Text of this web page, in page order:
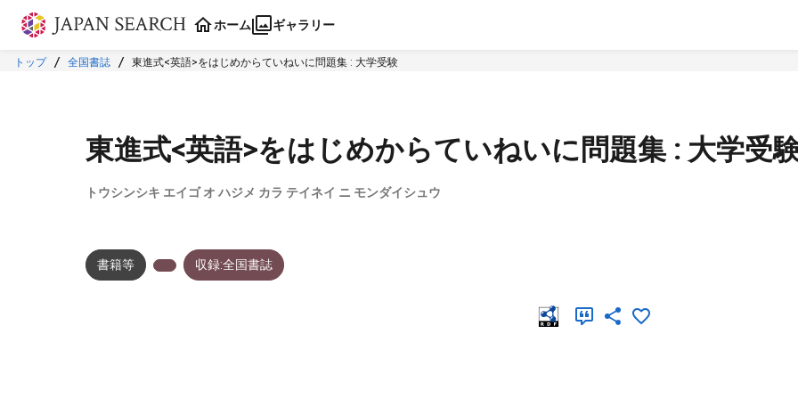
本文に飛ぶ
ホーム ギャラリー
トップ 全国書誌 東進式<英語>をはじめからていねいに問題集 : 大学受験
東進式<英語>をはじめからていねいに問題集 : 大学受
トウシンシキ エイゴ オ ハジメ カラ テイネイ ニ モンダイシュウ
書籍等 収録:全国書誌